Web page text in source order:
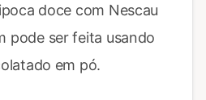
doce com Nescau
pode ser feita usando
em pó.